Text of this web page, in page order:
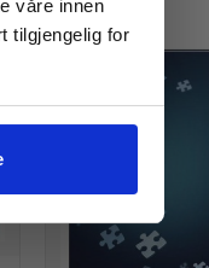
våre innen
tilgjengelig for